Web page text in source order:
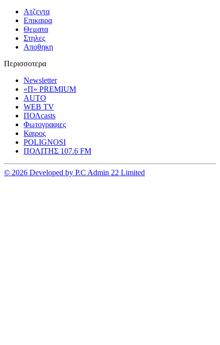
Ατζεντα
Επικαιρα
Θεματα
Στηλες
Αποθηκη
Περισσοτερα
Newsletter
«Π» PREMIUM
AUTO
WEB TV
ΠΟΛcasts
Φωτογραφιες
Καιρος
POLIGNOSI
ΠΟΛΙΤΗΣ 107.6 FM
© 2026 Developed by P.C Admin 22 Limited